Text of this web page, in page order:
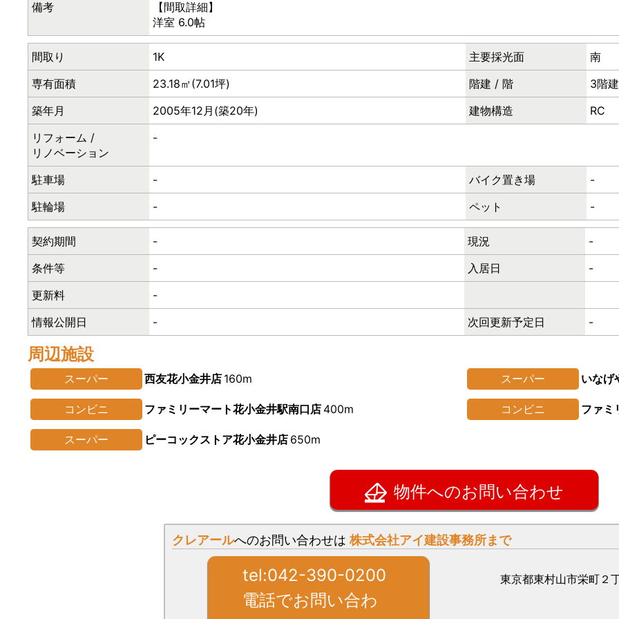
備考
【間取詳細】
洋室 6.0帖
間取り 1K 主要採光面
南
専有面積
23.18㎡(7.01坪) 階建 / 階
3階
築年月
2005年12月(築20年) 建物構造
RC
リフォーム /
リノベーション
-
駐車場 - バイク置き場
-
駐輪場
- ペット -
契約期間 - 現況
-
条件等
- 入居日
-
更新料
-
情報公開日
- 次回更新予定日 -
周辺施設
スーパー 西友花小金井店 160m スーパー いなげ
コンビニ ファミリーマート花小金井駅南口店 400m コンビニ ファミ
スーパー ピーコックストア花小金井店 650m
物件へのお問い合わせ
クレアールへのお問い合わせは株式会社アイ建設事務所まで
tel:042-390-0200
電話でお問い合わ
東京都東村山市栄町２